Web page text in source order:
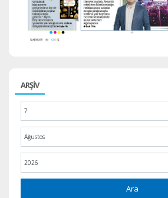
ARŞİV
Ara